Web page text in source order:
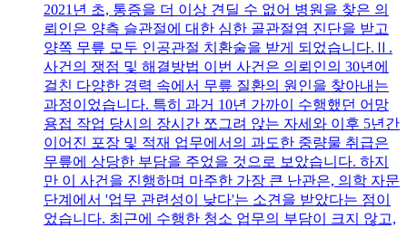
2021년 초, 통증을 더 이상 견딜 수 없어 병원을 찾은 의
뢰인은 양측 슬관절에 대한 심한 골관절염 진단을 받고
양쪽 무릎 모두 인공관절 치환술을 받게 되었습니다.Ⅱ.
사건의 쟁점 및 해결방법 이번 사건은 의뢰인의 30년에
걸친 다양한 경력 속에서 무릎 질환의 원인을 찾아내는
과정이었습니다. 특히 과거 10년 가까이 수행했던 어망
용접 작업 당시의 장시간 쪼그려 앉는 자세와 이후 5년간
이어진 포장 및 적재 업무에서의 과도한 중량물 취급은
무릎에 상당한 부담을 주었을 것으로 보았습니다. 하지
만 이 사건을 진행하며 마주한 가장 큰 난관은, 의학 자문
단계에서 '업무 관련성이 낮다'는 소견을 받았다는 점이
었습니다. 최근에 수행한 청소 업무의 부담이 크지 않고,